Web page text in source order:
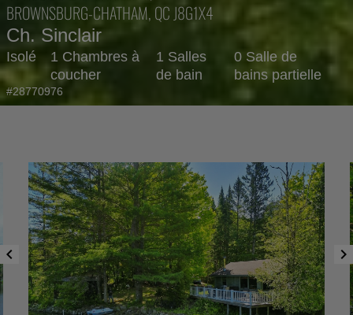
BROWNSBURG-CHATHAM, QC J8G1X4
Ch. Sinclair
Isolé
1 Chambres à
coucher
1 Salles
de bain
0 Salle de
bains partielle
#28770976
chevron_left chevron_right